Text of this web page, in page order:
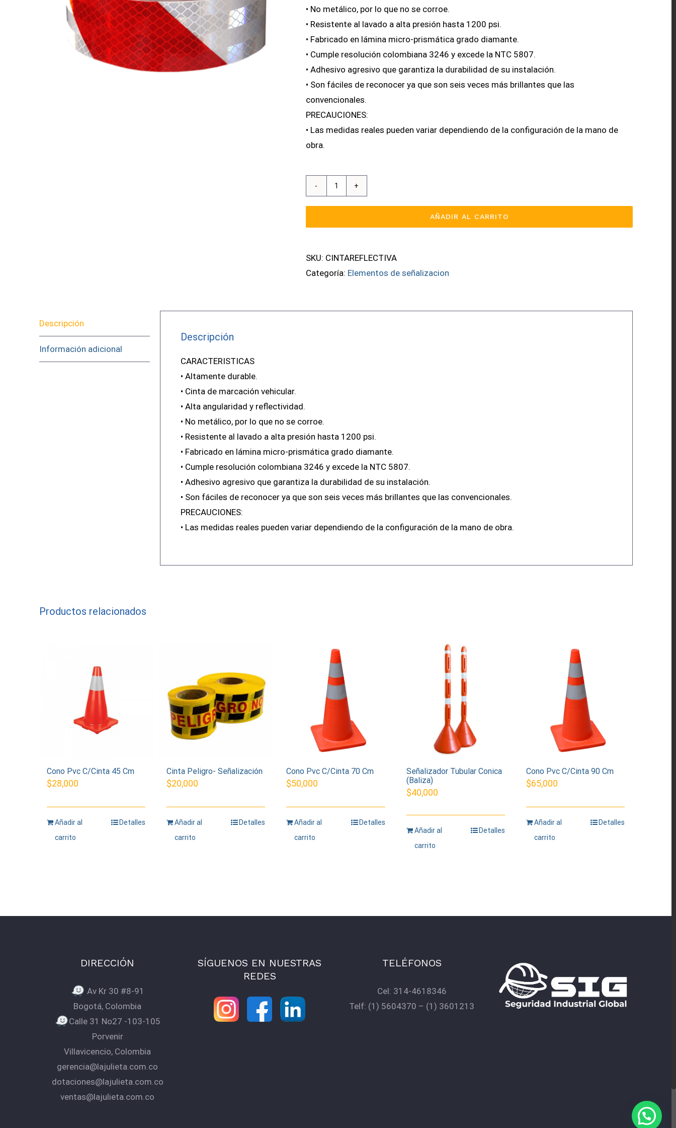
• No metálico, por lo que no se corroe.
• Resistente al lavado a alta presión hasta 1200 psi.
• Fabricado en lámina micro-prismática grado diamante.
• Cumple resolución colombiana 3246 y excede la NTC 5807.
• Adhesivo agresivo que garantiza la durabilidad de su instalación.
• Son fáciles de reconocer ya que son seis veces más brillantes que las
convencionales.
PRECAUCIONES:
• Las medidas reales pueden variar dependiendo de la configuración de la mano de
obra.
Reflectiva
cantidad
AÑADIR AL CARRITO
SKU: CINTAREFLECTIVA
Categoría: Elementos de señalizacion
Descripción
Información adicional
Descripción
CARACTERISTICAS
• Altamente durable.
• Cinta de marcación vehicular.
• Alta angularidad y reflectividad.
• No metálico, por lo que no se corroe.
• Resistente al lavado a alta presión hasta 1200 psi.
• Fabricado en lámina micro-prismática grado diamante.
• Cumple resolución colombiana 3246 y excede la NTC 5807.
• Adhesivo agresivo que garantiza la durabilidad de su instalación.
• Son fáciles de reconocer ya que son seis veces más brillantes que las convencionales.
PRECAUCIONES:
• Las medidas reales pueden variar dependiendo de la configuración de la mano de obra.
Productos relacionados
Cono Pvc C/Cinta 45 Cm
$28,000
Añadir al
carrito
Detalles
Cinta Peligro- Señalización
$20,000
Añadir al
carrito
Detalles
Cono Pvc C/Cinta 70 Cm
$50,000
Añadir al
carrito
Detalles
Señalizador Tubular Conica
(Baliza)
$40,000
Añadir al
carrito
Detalles
Cono Pvc C/Cinta 90 Cm
$65,000
Añadir al
carrito
Detalles
DIRECCIÓN
Av Kr 30 #8-91
Bogotá, Colombia
Calle 31 No27 -103-105
Porvenir
Villavicencio, Colombia
gerencia@lajulieta.com.co
dotaciones@lajulieta.com.co
ventas@lajulieta.com.co
SÍGUENOS EN NUESTRAS
REDES
TELÉFONOS
Cel: 314-4618346
Telf: (1) 5604370 – (1) 3601213